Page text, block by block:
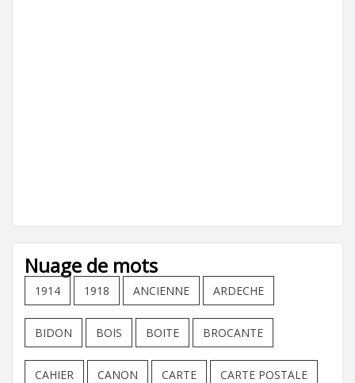
Nuage de mots
1914 1918 ANCIENNE ARDECHE
BIDON BOIS BOITE BROCANTE
CAHIER CANON CARTE CARTE POSTALE